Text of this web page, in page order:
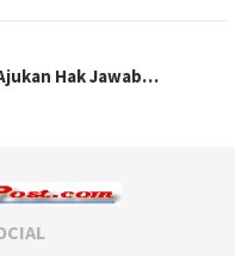
Hak Jawab…